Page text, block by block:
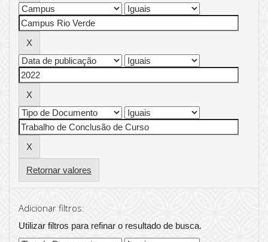
Retornar valores
Adicionar filtros:
Utilizar filtros para refinar o resultado de busca.